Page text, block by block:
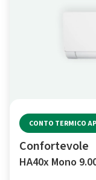
CONTO TERMICO
Confortevole
HA40x Mono